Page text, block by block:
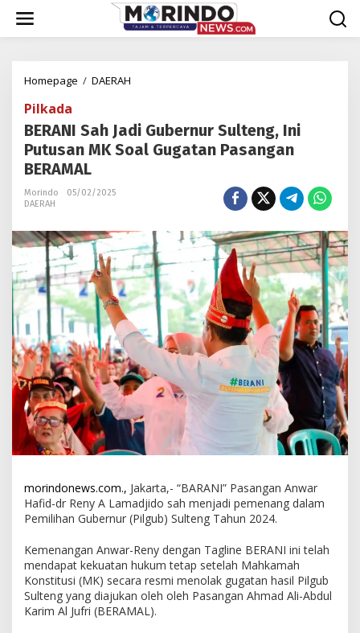
konten
Homepage / DAERAH
Gubernur
Sulteng,
Ini
Pasangan
BERAMAL
Pilkada
BERANI Sah Jadi Gubernur Sulteng, Ini
Putusan MK Soal Gugatan Pasangan
BERAMAL
Morindo
05/02/2025
DAERAH
morindonews.com., Jakarta,- “BARANI” Pasangan Anwar
Hafid-dr Reny A Lamadjido sah menjadi pemenang dalam
Pemilihan Gubernur (Pilgub) Sulteng Tahun 2024.
Kemenangan Anwar-Reny dengan Tagline BERANI ini telah
mendapat kekuatan hukum tetap setelah Mahkamah
Konstitusi (MK) secara resmi menolak gugatan hasil Pilgub
Sulteng yang diajukan oleh oleh Pasangan Ahmad Ali-Abdul
Karim Al Jufri (BERAMAL).